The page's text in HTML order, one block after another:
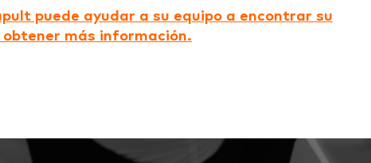
puede ayudar a su equipo a encontrar su
más información.